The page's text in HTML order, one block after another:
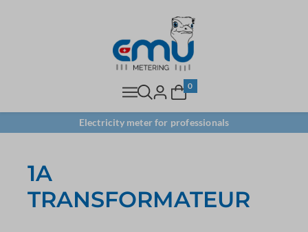
0
Electricity meter for professionals
1A
TRANSFORMATEUR